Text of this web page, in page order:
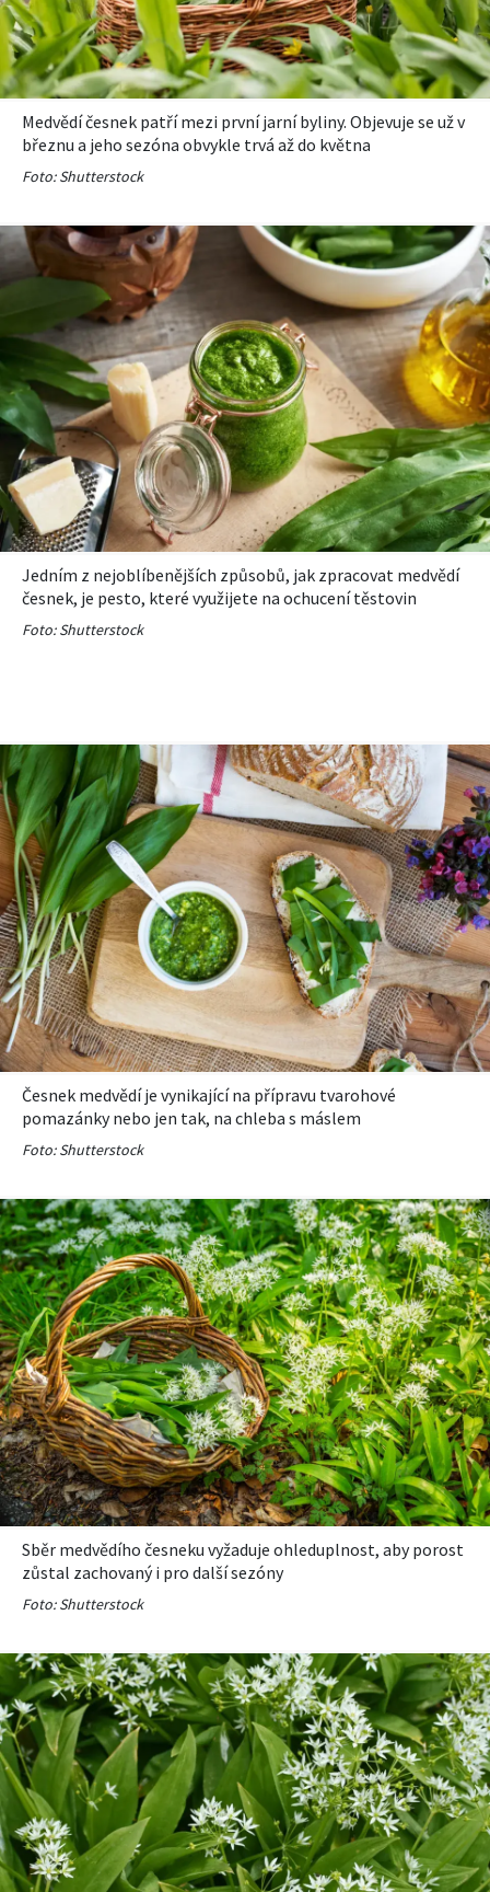
KVÍZY A TESTY
Medvědí česnek patří mezi první jarní byliny. Objevuje se už v
březnu a jeho sezóna obvykle trvá až do května
Foto: Shutterstock
Jedním z nejoblíbenějších způsobů, jak zpracovat medvědí
česnek, je pesto, které využijete na ochucení těstovin
Foto: Shutterstock
Česnek medvědí je vynikající na přípravu tvarohové
pomazánky nebo jen tak, na chleba s máslem
Foto: Shutterstock
Sběr medvědího česneku vyžaduje ohleduplnost, aby porost
zůstal zachovaný i pro další sezóny
Foto: Shutterstock